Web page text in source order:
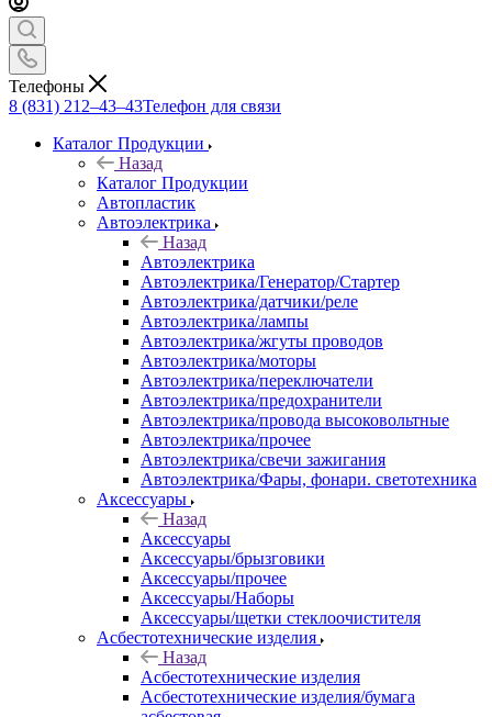
Телефоны
8 (831) 212–43–43Телефон для связи
Каталог Продукции
Назад
Каталог Продукции
Автопластик
Автоэлектрика
Назад
Автоэлектрика
Автоэлектрика/Генератор/Стартер
Автоэлектрика/датчики/реле
Автоэлектрика/лампы
Автоэлектрика/жгуты проводов
Автоэлектрика/моторы
Автоэлектрика/переключатели
Автоэлектрика/предохранители
Автоэлектрика/провода высоковольтные
Автоэлектрика/прочее
Автоэлектрика/свечи зажигания
Автоэлектрика/Фары, фонари. светотехника
Аксессуары
Назад
Аксессуары
Аксессуары/брызговики
Аксессуары/прочее
Аксессуары/Наборы
Аксессуары/щетки стеклоочистителя
Асбестотехнические изделия
Назад
Асбестотехнические изделия
Асбестотехнические изделия/бумага